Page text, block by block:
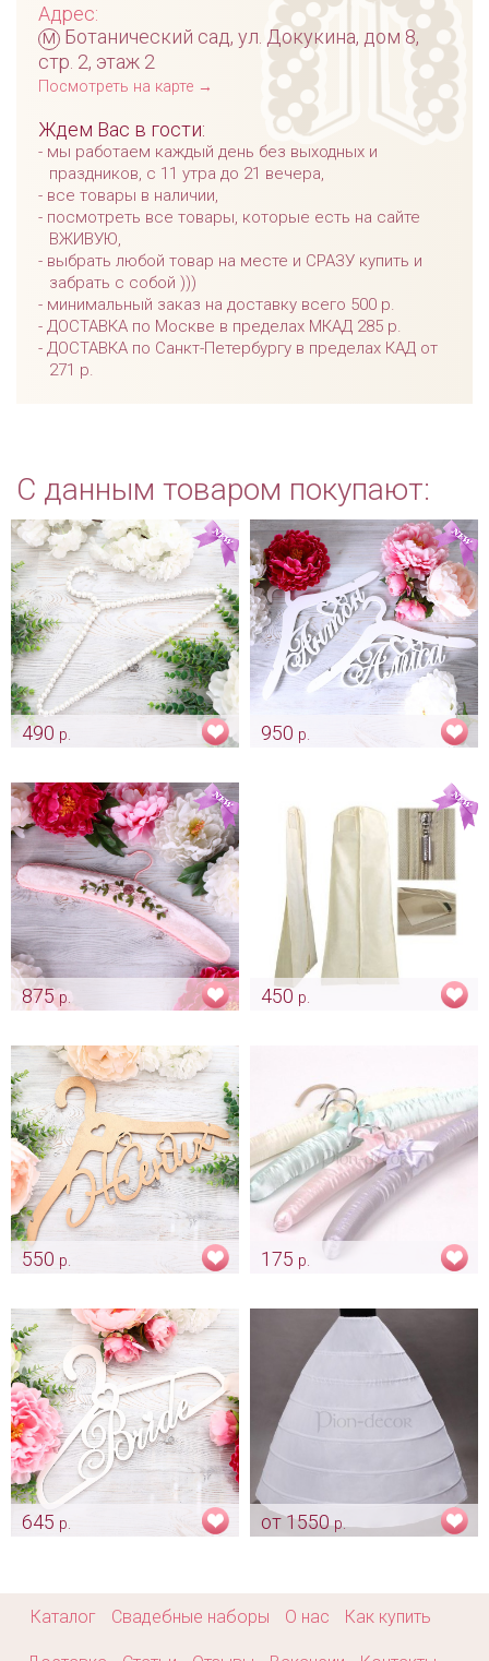
Адрес:
м Ботанический сад, ул. Докукина, дом 8,
стр. 2, этаж 2
Посмотреть на карте →
Ждем Вас в гости:
мы работаем каждый день без выходных и
праздников, с 11 утра до 21 вечера,
все товары в наличии,
посмотреть все товары, которые есть на сайте
ВЖИВУЮ,
выбрать любой товар на месте и СРАЗУ купить и
забрать с собой )))
минимальный заказ на доставку всего 500 р.
ДОСТАВКА по Москве в пределах МКАД 285 р.
ДОСТАВКА по Санкт-Петербургу в пределах КАД от
271 р.
С данным товаром покупают:
490 р.
Арт: mel_0072_белый
950 р.
875р.
Арт: mel_0102
450 р.
550 р.
175 р.
Арт: mel_0040
645 р.
от 1550р.
Каталог Свадебные наборы О нас Как купить